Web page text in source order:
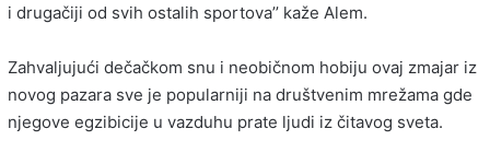
i drugačiji od svih ostalih sportova’’ kaže Alem.
Zahvaljujući dečačkom snu i neobičnom hobiju ovaj zmajar iz
novog pazara sve je popularniji na društvenim mrežama gde
njegove egzibicije u vazduhu prate ljudi iz čitavog sveta.